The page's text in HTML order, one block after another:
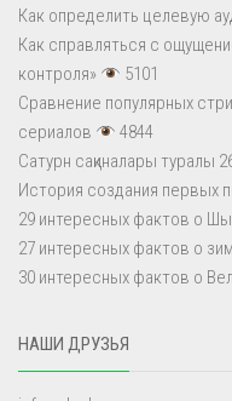
Как определить целевую
Как справляться с
контроля»
5101
Сравнение популярных
сериалов
4844
Сатурн сақиналары туралы
История создания первых
29 интересных фактов о
27 интересных фактов о
30 интересных фактов о
НАШИ ДРУЗЬЯ